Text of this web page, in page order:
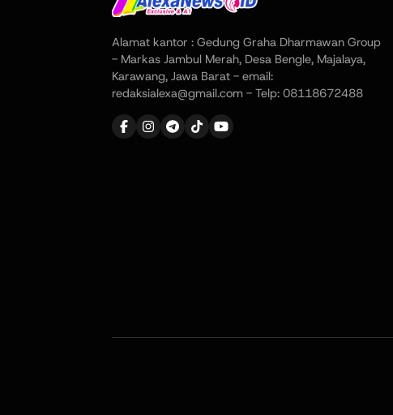
Alamat kantor : Gedung Graha Dharmawan Group
- Markas Jambul Merah, Desa Bengle, Majalaya,
Karawang, Jawa Barat - email:
redaksialexa@gmail.com - Telp: 08118672488